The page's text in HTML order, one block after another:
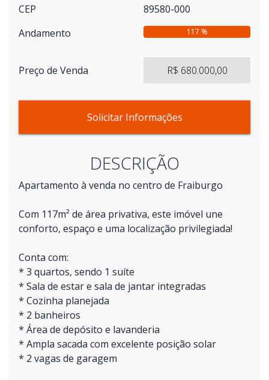
CEP
89580-000
Andamento
117 %
Preço de Venda R$ 680.000,00
Solicitar Informações
DESCRIÇÃO
Apartamento à venda no centro de Fraiburgo
Com 117m² de área privativa, este imóvel une
conforto, espaço e uma localização privilegiada!
Conta com:
* 3 quartos, sendo 1 suíte
* Sala de estar e sala de jantar integradas
* Cozinha planejada
* 2 banheiros
* Área de depósito e lavanderia
* Ampla sacada com excelente posição solar
* 2 vagas de garagem